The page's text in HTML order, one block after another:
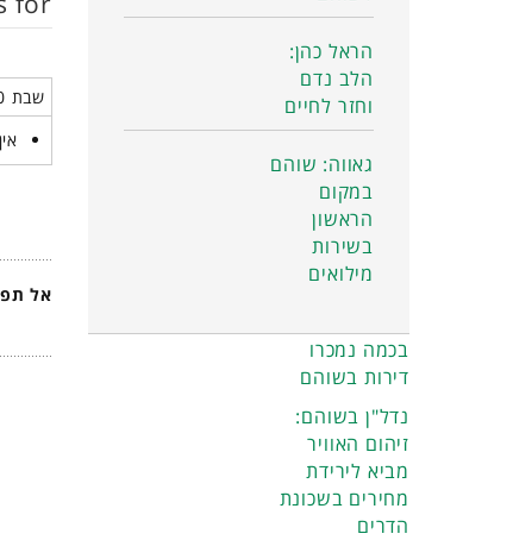
שבת 20 יוני 2026
אל
הראל כהן:
הלב נדם
וחזר לחיים
גאווה: שוהם
במקום
הראשון
בשירות
מילואים
בכמה נמכרו
דירות בשוהם
נדל"ן בשוהם:
זיהום האוויר
מביא לירידת
מחירים בשכונת
הדרים